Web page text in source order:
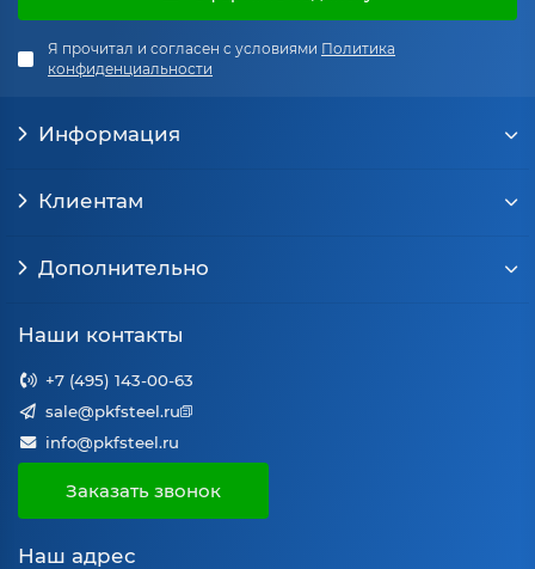
Я прочитал и согласен с условиями Политика
конфиденциальности
Информация
Клиентам
Дополнительно
Наши контакты
+7 (495) 143-00-63
sale@pkfsteel.ru
info@pkfsteel.ru
Заказать звонок
Наш адрес